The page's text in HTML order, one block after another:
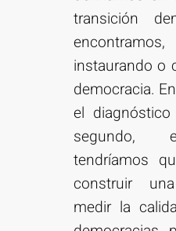
transición
instaurando o
democracia.
el
segundo,
tendríamos
construir
medir la